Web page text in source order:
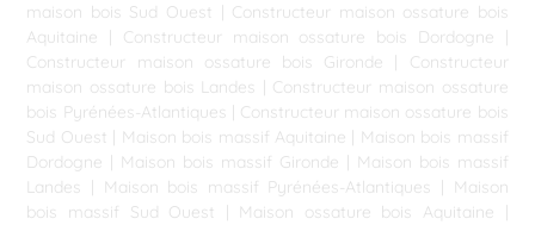
maison bois Sud Ouest | Constructeur maison ossature bois
Aquitaine | Constructeur maison ossature bois Dordogne |
Constructeur maison ossature bois Gironde | Constructeur
maison ossature bois Landes | Constructeur maison ossature
bois Pyrénées-Atlantiques | Constructeur maison ossature bois
Sud Ouest | Maison bois massif Aquitaine | Maison bois massif
Dordogne | Maison bois massif Gironde | Maison bois massif
Landes | Maison bois massif Pyrénées-Atlantiques |
Maison
bois massif Sud Ouest
| Maison ossature bois Aquitaine |